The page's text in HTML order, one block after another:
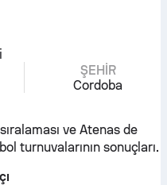
ŞEHIR
Cordoba
ve Atenas de
turnuvalarının sonuçları.